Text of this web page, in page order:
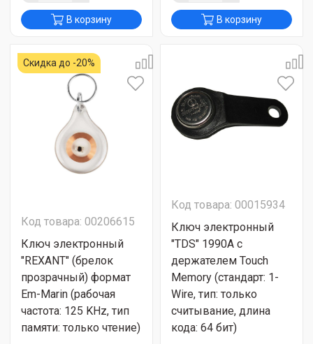
В корзину В корзину
Скидка до -20%
Код товара: 00206615
Ключ электронный
"REXANT" (брелок
прозрачный) формат
Em-Marin (рабочая
частота: 125 KHz, тип
памяти: только чтение)
Код товара: 00015934
Ключ электронный
"TDS" 1990A с
держателем Touch
Memory (стандарт: 1-
Wire, тип: только
считывание, длина
кода: 64 бит)